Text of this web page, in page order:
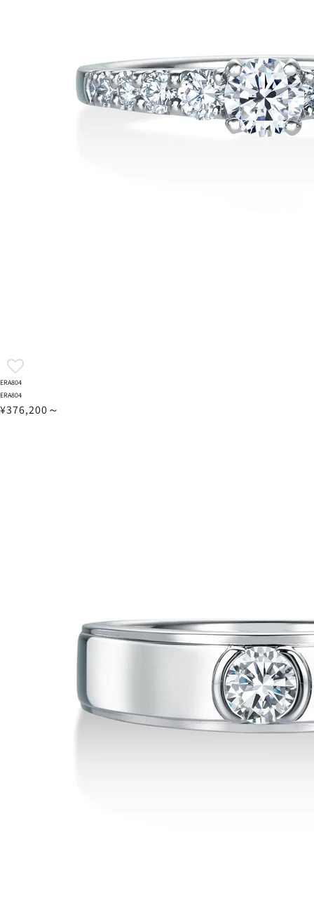
ERA804
ERA804
¥376,200～